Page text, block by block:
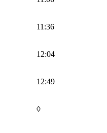
11:36
12:04
12:49
◊